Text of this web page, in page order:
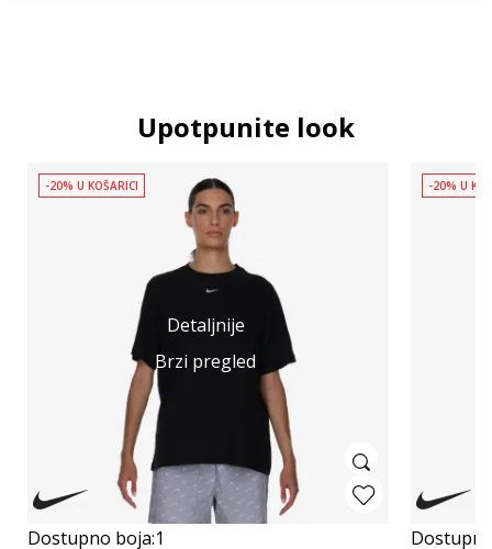
Upotpunite look
Detaljnije
Brzi pregled
-20% U KOŠARICI
Dostupno boja:1
-20% U